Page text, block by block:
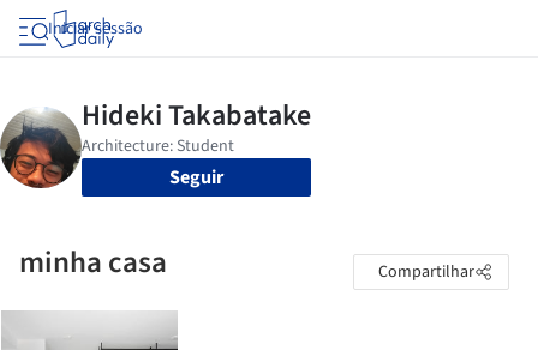
Iniciar sessão
Seguir
minha casa Compartilhar